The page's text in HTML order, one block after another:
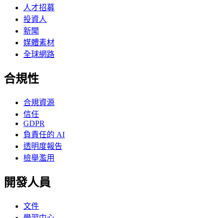
人才招募
投資人
新聞
媒體素材
全球網路
合規性
合規資源
信任
GDPR
負責任的 AI
透明度報告
檢舉濫用
開發人員
文件